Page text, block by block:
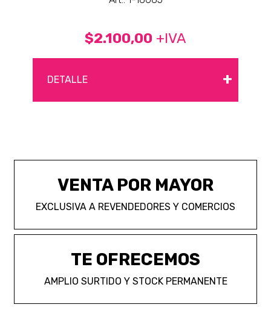
$2.100,00 +IVA
DETALLE +
VENTA POR MAYOR
EXCLUSIVA A REVENDEDORES Y COMERCIOS
TE OFRECEMOS
AMPLIO SURTIDO Y STOCK PERMANENTE